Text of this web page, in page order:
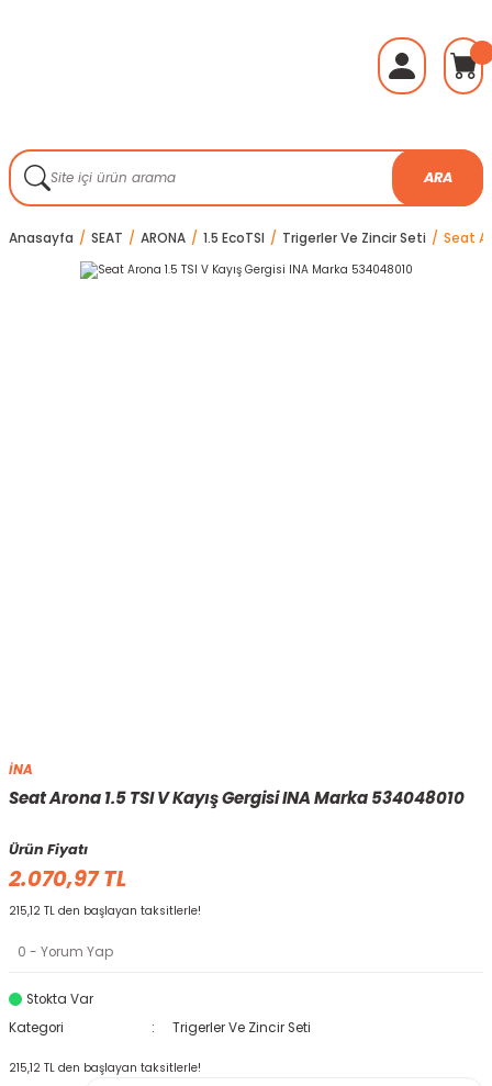
ARA
Anasayfa SEAT ARONA 1.5 EcoTSI Trigerler Ve Zincir Seti Seat
İNA
Seat Arona 1.5 TSI V Kayış Gergisi INA Marka 534048010
Ürün Fiyatı
2.070,97 TL
215,12 TL den başlayan taksitlerle!
0 - Yorum Yap
Stokta Var
Kategori
Trigerler Ve Zincir Seti
215,12 TL den başlayan taksitlerle!